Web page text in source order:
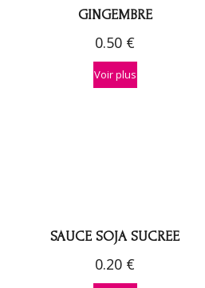
GINGEMBRE
0.50 €
Voir plus
SAUCE SOJA SUCREE
0.20 €